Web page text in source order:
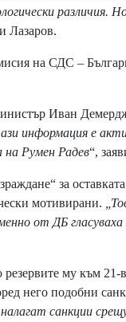
различия.
Лазаров.
на СДС –
Иван
информация е
Румен Радев“,
за
мотивирани.
от ДБ гласуваха
му към
него подобни
санкции